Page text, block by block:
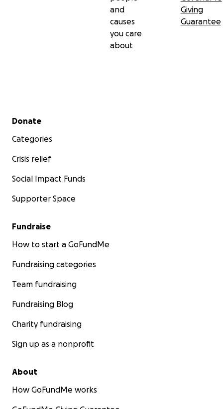
Dieser Link führt zu meiner Homepage - denn ich
bin auch ein Teil unserer Geschichte...
and
causes
you care
about
Giving
Guarantee
Secondary menu
Donate
Categories
Crisis relief
Social Impact Funds
Supporter Space
Fundraise
How to start a GoFundMe
Fundraising categories
Team fundraising
Fundraising Blog
Charity fundraising
Sign up as a nonprofit
About
How GoFundMe works